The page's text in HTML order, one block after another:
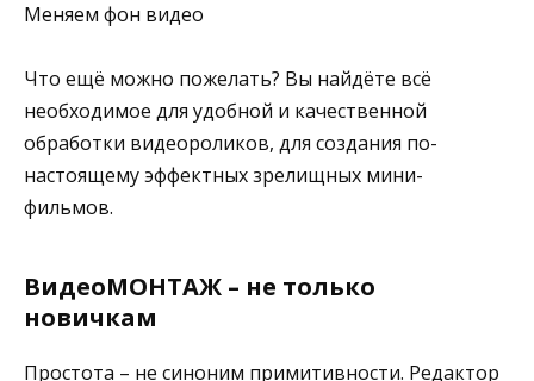
Меняем фон видео
Что ещё можно пожелать? Вы найдёте всё
необходимое для удобной и качественной
обработки видеороликов, для создания по-
настоящему эффектных зрелищных мини-
фильмов.
ВидеоМОНТАЖ – не только
новичкам
Простота – не синоним примитивности. Редактор